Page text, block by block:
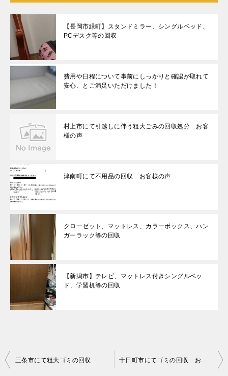
【長岡市緑町】スタンドミラー、シングルベッド、
PCデスク等の回収
費用や日程について事前にしっかりと確認が取れて
安心、とご満足いただけました！
村上市にて引越しに伴う粗大ごみの回収処分 お客
様の声
津南町にて不用品の回収 お客様の声
クローゼット、マットレス、カラーボックス、ハン
ガーラック等の回収
【新潟市】テレビ、マットレス付きシングルベッ
ド、学習机等の回収
投
三条市にて粗大ゴミの回収 お客様の声 十日町市にてゴミの回収 お客様の声